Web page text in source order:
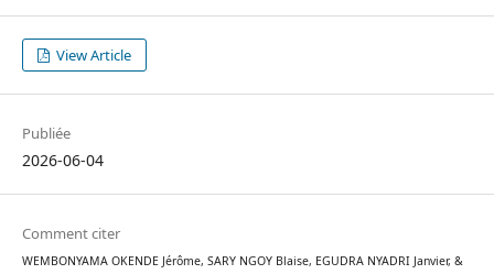
View Article
Publiée
2026-06-04
Comment citer
WEMBONYAMA OKENDE Jérôme, SARY NGOY Blaise, EGUDRA NYADRI Janvier, &